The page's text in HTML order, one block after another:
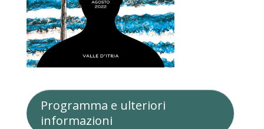
Programma e ulteriori
informazioni